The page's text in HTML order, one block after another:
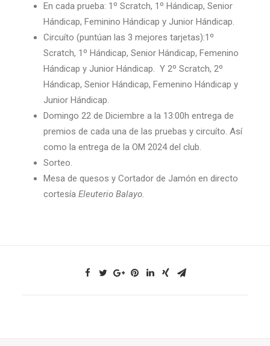
En cada prueba: 1º Scratch, 1º Hándicap, Senior
Hándicap, Feminino Hándicap y Junior Hándicap.
Circuíto (puntúan las 3 mejores tarjetas):1º
Scratch, 1º Hándicap, Senior Hándicap, Femenino
Hándicap y Junior Hándicap. Y 2º Scratch, 2º
Hándicap, Senior Hándicap, Femenino Hándicap y
Junior Hándicap.
Domingo 22 de Diciembre a la 13:00h entrega de
premios de cada una de las pruebas y circuíto. Así
como la entrega de la OM 2024 del club.
Sorteo.
Mesa de quesos y Cortador de Jamón en directo
cortesía Eleuterio Balayo.